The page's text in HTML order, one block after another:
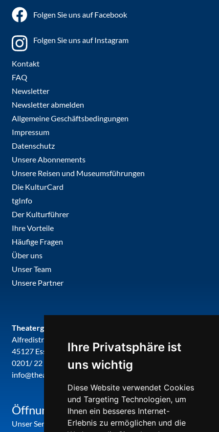
Ihre Privatsphäre ist
uns wichtig
Diese Website verwendet Cookies
und Targeting Technologien, um
Ihnen ein besseres Internet-
Erlebnis zu ermöglichen und die
Folgen Sie uns auf Facebook
Folgen Sie uns auf Instagram
Kontakt
FAQ
Newsletter
Newsletter abmelden
Allgemeine Geschäftsbedingungen
Impressum
Datenschutz
Unsere Abonnements
Unsere Reisen und Museumsführungen
Die KulturCard
tgInfo
Der Kulturführer
Ihre Vorteile
Häufige Fragen
Über uns
Unser Team
Unsere Partner
Theatergemeinde metropole ruhr
Alfredistr. 32
45127 Essen
0201/ 22 22 29
info@theatergemeinde-metropole-ruhr.de
Öffnungszeiten
Unser Service-Center ist zu folgenden Zeiten geöffnet